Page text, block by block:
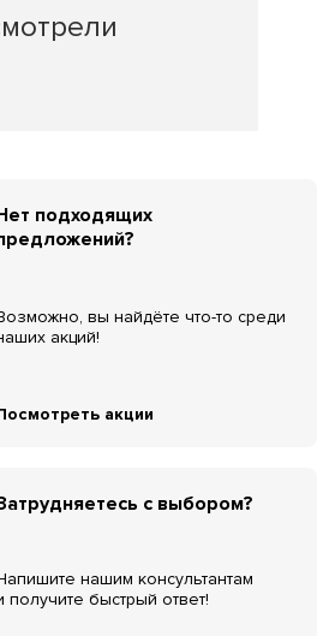
подходящих
вы найдёте что-то среди
акций!
акции
с выбором?
нашим консультантам
получите быстрый ответ!